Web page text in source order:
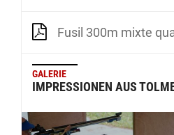
Fusil 300m mixte
GALERIE
IMPRESSIONEN AUS